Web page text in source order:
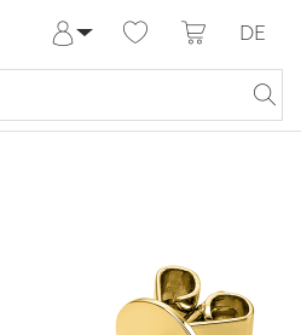
Anmelden
Meine Bestellungen
DE